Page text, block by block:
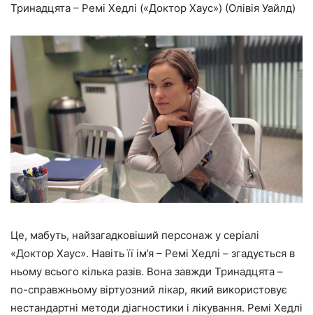
Тринадцята – Ремі Хедлі («Доктор Хаус») (Олівія Уайлд)
Це, мабуть, найзагадковіший персонаж у серіалі
«Доктор Хаус». Навіть її ім’я – Ремі Хедлі – згадується в
ньому всього кілька разів. Вона завжди Тринадцята –
по-справжньому віртуозний лікар, який використовує
нестандартні методи діагностики і лікування. Ремі Хедлі